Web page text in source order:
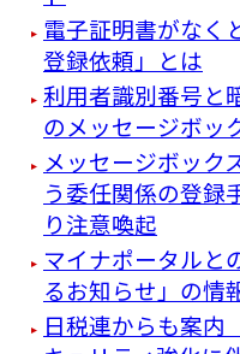
電子証明書がなく
登録依頼」とは
利用者識別番号と
のメッセージボッ
メッセージボック
う委任関係の登
り注意喚起
マイナポータル
るお知らせ」の情
日税連からも案